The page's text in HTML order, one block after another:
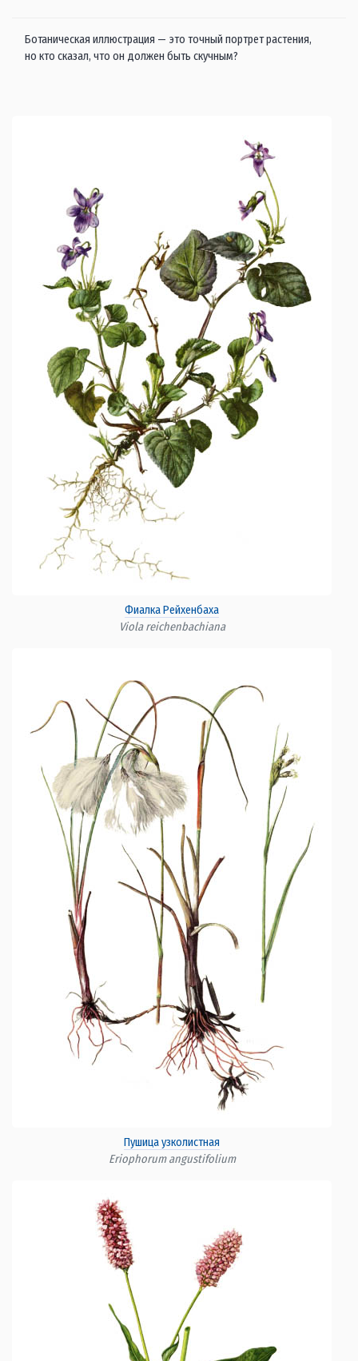
Ботаническая иллюстрация — это точный портрет растения,
но кто сказал, что он должен быть скучным?
Фиалка Рейхенбаха
Viola reichenbachiana
Пушица узколистная
Eriophorum angustifolium